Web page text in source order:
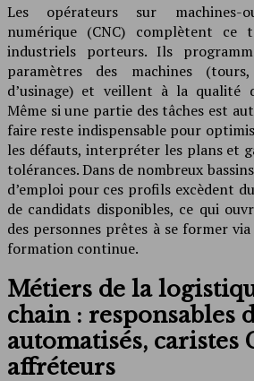
Les opérateurs sur machines-
numérique (CNC) complètent ce
industriels porteurs. Ils
paramètres des machines
d’usinage) et veillent à la qualité
Même si une partie des tâches est
faire reste indispensable pour
les défauts, interpréter les plans et
tolérances. Dans de nombreux
d’emploi pour ces profils excèdent
de candidats disponibles, ce qui
des personnes prêtes à se former
formation continue.
Métiers de la
chain : responsables
automatisés, caristes
affréteurs